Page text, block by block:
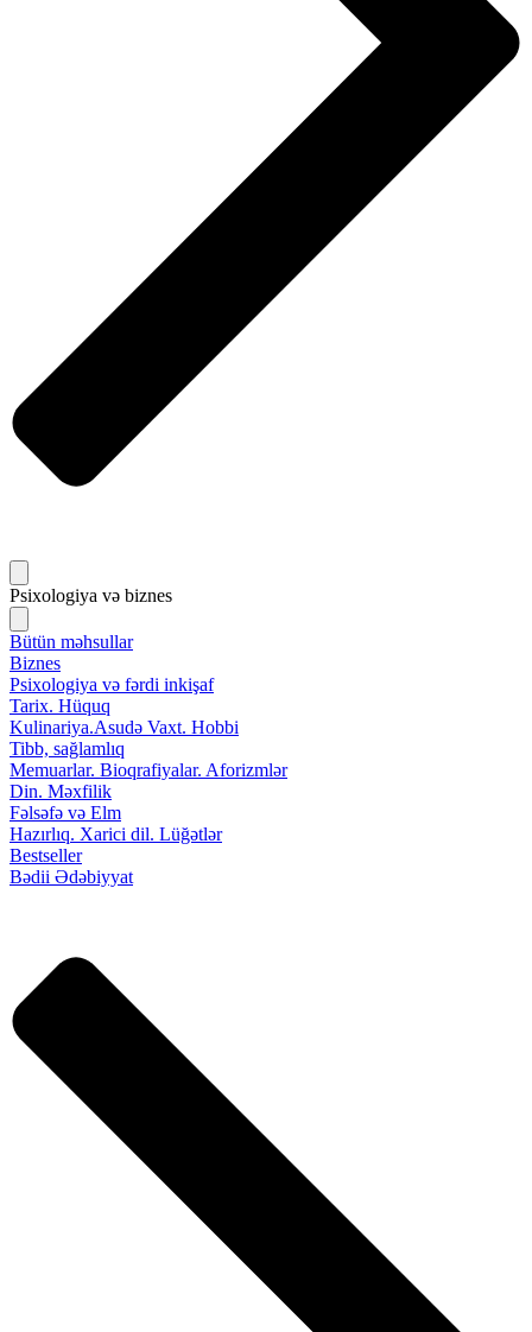
Psixologiya və biznes
Bütün məhsullar
Biznes
Psixologiya və fərdi inkişaf
Tarix. Hüquq
Kulinariya.Asudə Vaxt. Hobbi
Tibb, sağlamlıq
Memuarlar. Bioqrafiyalar. Aforizmlər
Din. Məxfilik
Fəlsəfə və Elm
Hazırlıq. Xarici dil. Lüğətlər
Bestseller
Bədii Ədəbiyyat